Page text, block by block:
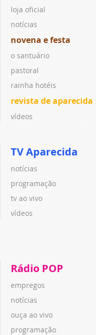
loja oficial
notícias
novena e festa
o santuário
pastoral
rainha hotéis
revista de aparecida
vídeos
TV Aparecida
notícias
programação
tv ao vivo
vídeos
Rádio POP
empregos
notícias
ouça ao vivo
programação